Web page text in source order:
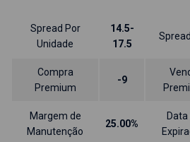
Spread Por
Unidade
14.5-
17.5
Compra
Premium
-9
Margem de
Manutenção
25.00%
Data